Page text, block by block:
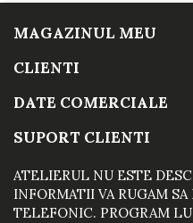
MAGAZINUL MEU
CLIENTI
DATE COMERCIALE
SUPORT CLIENTI
ATELIERUL NU ESTE
INFORMATII VA RUGAM
TELEFONIC. PROGRAM